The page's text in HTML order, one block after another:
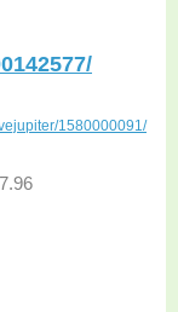
1580000091/